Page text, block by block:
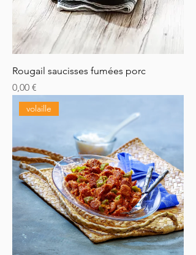
Rougail saucisses fumées porc
Prix
0,00 €
volaille